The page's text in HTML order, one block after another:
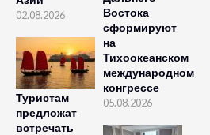
02.08.2026
Туристам
предложат
встречать
Востока
сформируют
на
Тихоокеанском
международном
конгрессе
05.08.2026